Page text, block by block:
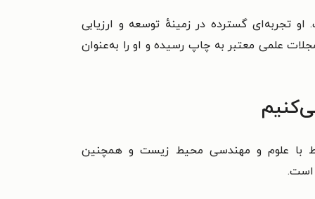
تجربه‌ای گسترده در زمینهٔ توسعه و ارزیابی
علمی معتبر به چاپ رسیده و او را به‌عنوان
با علوم و مهندسی محیط زیست و همچنین
است.